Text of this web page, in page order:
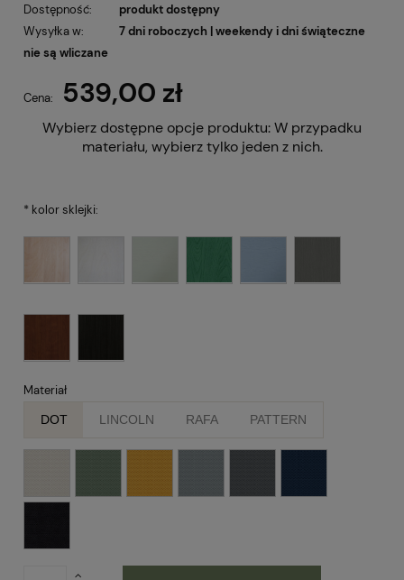
Dostępność:
produkt dostępny
Wysyłka w:
7 dni roboczych | weekendy i dni świąteczne
nie są wliczane
Cena: 539,00 zł
Wybierz dostępne opcje produktu:W przypadku
materiału, wybierz tylko jeden z nich.
* kolor sklejki:
Materiał
DOT LINCOLN RAFA PATTERN